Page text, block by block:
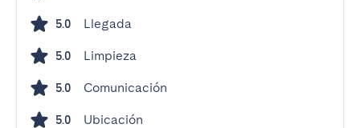
5.0 Llegada
5.0 Limpieza
5.0 Comunicación
5.0 Ubicación